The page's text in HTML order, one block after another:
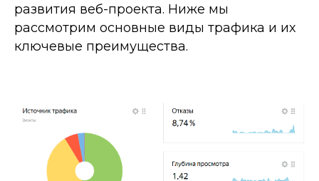
развития веб-проекта. Ниже мы
рассмотрим основные виды трафика и их
ключевые преимущества.